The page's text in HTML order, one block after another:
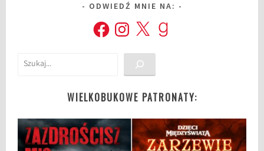
ODWIEDŹ MNIE NA:
FacebookInstagram
X Goodreads
Szukaj
WIELKOBUKOWE PATRONATY: